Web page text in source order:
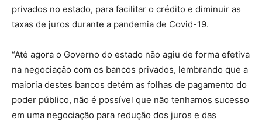
privados no estado, para facilitar o crédito e diminuir as
taxas de juros durante a pandemia de Covid-19.
“Até agora o Governo do estado não agiu de forma efetiva
na negociação com os bancos privados, lembrando que a
maioria destes bancos detém as folhas de pagamento do
poder público, não é possível que não tenhamos sucesso
em uma negociação para redução dos juros e das